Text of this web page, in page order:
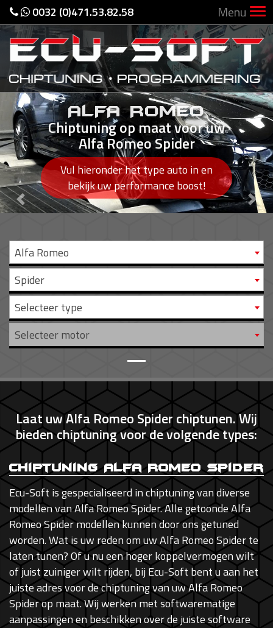
0032 (0)471.53.82.58 Menu
ALFA ROMEO
Chiptuning op maat voor uw
Alfa Romeo Spider
Vul hieronder het type auto in en
bekijk uw performance boost!
Previous
Alfa Romeo
Spider
Selecteer type
Selecteer motor
Laat uw Alfa Romeo Spider chiptunen. Wij
bieden chiptuning voor de volgende types:
Chiptuning Alfa Romeo Spider
Ecu-Soft is gespecialiseerd in chiptuning van diverse
modellen van Alfa Romeo Spider. Alle getoonde Alfa
Romeo Spider modellen kunnen door ons getuned
worden. Wat is uw reden om uw Alfa Romeo Spider te
laten tunen? Of u nu een hoger koppelvermogen wilt
of juist zuiniger wilt rijden, bij Ecu-Soft bent u aan het
juiste adres voor de chiptuning van uw Alfa Romeo
Spider op maat. Wij werken met softwarematige
aanpassingen en beschikken over de juiste software